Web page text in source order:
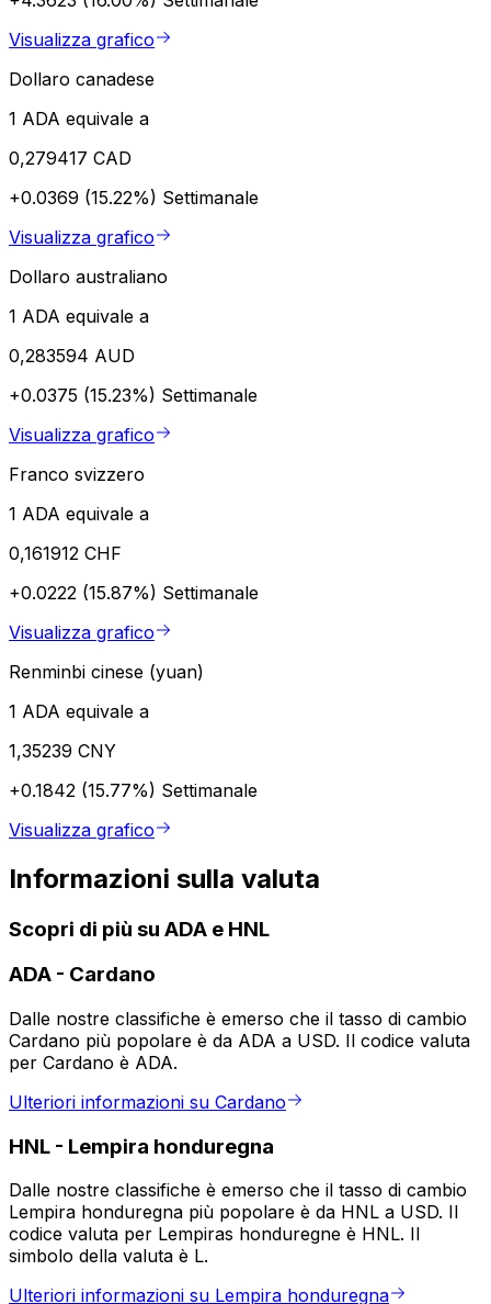
Visualizza grafico
Dollaro canadese
1 ADA equivale a
0,279417 CAD
+0.0369 (15.22%) Settimanale
Visualizza grafico
Dollaro australiano
1 ADA equivale a
0,283594 AUD
+0.0375 (15.23%) Settimanale
Visualizza grafico
Franco svizzero
1 ADA equivale a
0,161912 CHF
+0.0222 (15.87%) Settimanale
Visualizza grafico
Renminbi cinese (yuan)
1 ADA equivale a
1,35239 CNY
+0.1842 (15.77%) Settimanale
Visualizza grafico
Informazioni sulla valuta
Scopri di più su ADA e HNL
ADA - Cardano
Dalle nostre classifiche è emerso che il tasso di cambio
Cardano più popolare è da ADA a USD. Il codice valuta
per Cardano è ADA.
Ulteriori informazioni su Cardano
HNL - Lempira honduregna
Dalle nostre classifiche è emerso che il tasso di cambio
Lempira honduregna più popolare è da HNL a USD. Il
codice valuta per Lempiras honduregne è HNL. Il
simbolo della valuta è L.
Ulteriori informazioni su Lempira honduregna